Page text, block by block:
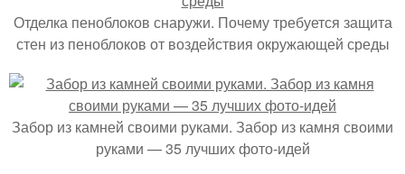
Отделка пеноблоков снаружи. Почему требуется защита
стен из пеноблоков от воздействия окружающей среды
Забор из камней своими руками. Забор из камня своими
руками — 35 лучших фото-идей